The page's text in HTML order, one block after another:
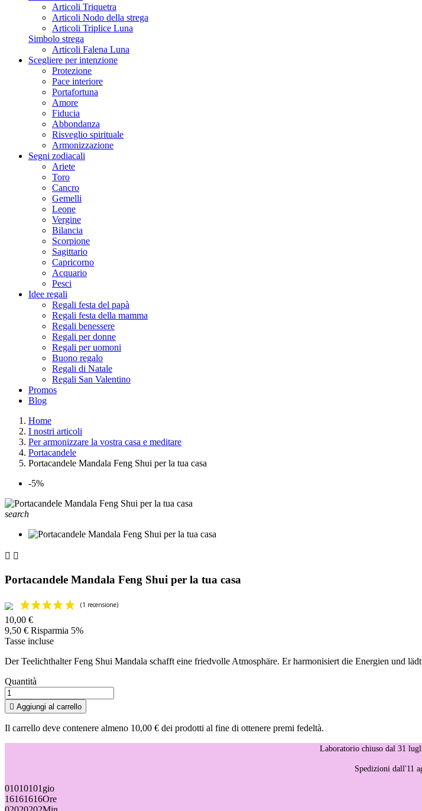
Articoli Triquetra
Articoli Nodo della strega
Articoli Triplice Luna
Simbolo strega
Articoli Falena Luna
Scegliere per intenzione
Protezione
Pace interiore
Portafortuna
Amore
Fiducia
Abbondanza
Risveglio spirituale
Armonizzazione
Segni zodiacali
Ariete
Toro
Cancro
Gemelli
Leone
Vergine
Bilancia
Scorpione
Sagittario
Capricorno
Acquario
Pesci
Idee regali
Regali festa del papà
Regali festa della mamma
Regali benessere
Regali per donne
Regali per uomoni
Buono regalo
Regali di Natale
Regali San Valentino
Promos
Blog
Home
I nostri articoli
Per armonizzare la vostra casa e meditare
Portacandele
Portacandele Mandala Feng Shui per la tua casa
-5%
search
 
Portacandele Mandala Feng Shui per la tua casa
10,00 €
9,50 € Risparmia 5%
Tasse incluse
Der Teelichthalter Feng Shui Mandala schafft eine friedvolle Atmosphäre. Er harmonisiert die Energien und
Quantità
 Aggiungi al carrello
Il carrello deve contenere almeno 10,00 € dei prodotti al fine di ottenere premi fedeltà.
Laboratorio chiuso dal 31
Spedizioni dall'11
01010101 gio
16161616Ore